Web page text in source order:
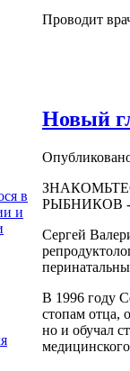
в
и
Проводит
Новый
РЫБНИКОВ
Сергей
В 1996 году
стопам отца,
но и обучал